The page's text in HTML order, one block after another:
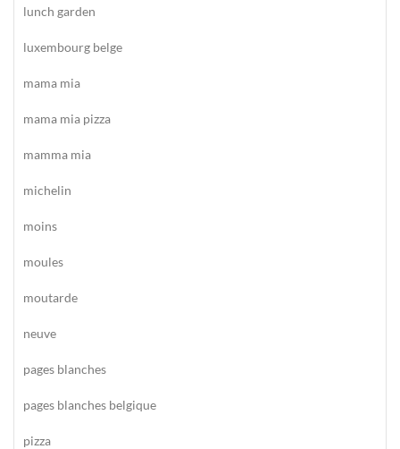
lunch garden
luxembourg belge
mama mia
mama mia pizza
mamma mia
michelin
moins
moules
moutarde
neuve
pages blanches
pages blanches belgique
pizza